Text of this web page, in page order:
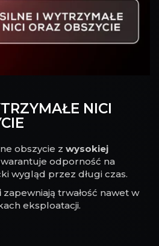
NICI
obszycie z wysokiej
odporność na
wygląd przez długi czas.
zapewniają trwałość nawet w
eksploatacji.